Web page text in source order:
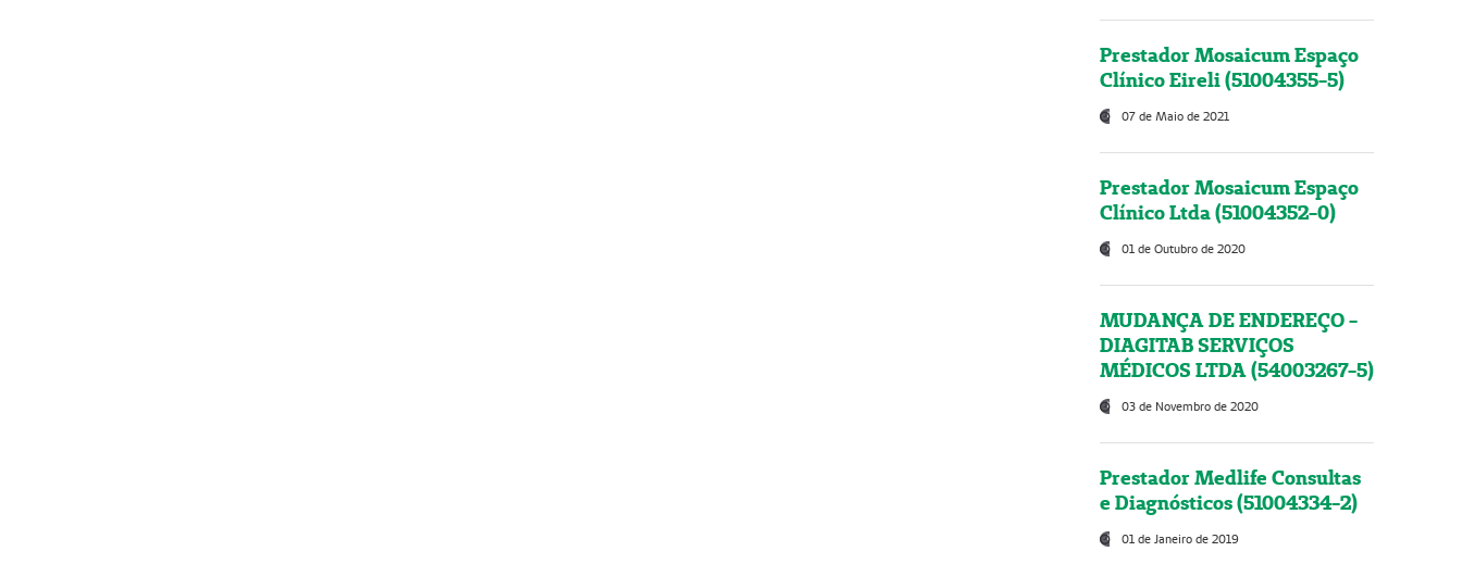
Prestador Mosaicum Espaço
Clínico Eireli (51004355-5)
07 de Maio de 2021
Prestador Mosaicum Espaço
Clínico Ltda (51004352-0)
01 de Outubro de 2020
MUDANÇA DE ENDEREÇO -
DIAGITAB SERVIÇOS
MÉDICOS LTDA (54003267-5)
03 de Novembro de 2020
Prestador Medlife Consultas
e Diagnósticos (51004334-2)
01 de Janeiro de 2019